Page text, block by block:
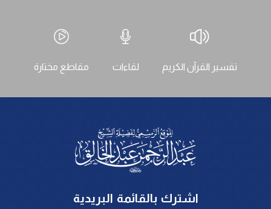
تفسير القرآن الكريم لقاءات مقاطع مختارة
اشترك بالقائمة البريدية